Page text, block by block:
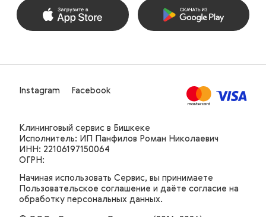
Instagram Facebook
Начиная использовать Сервис, вы принимаете
Пользовательское соглашение и даёте согласие на
обработку персональных данных.
Клининговый сервис в Бишкеке
Исполнитель: ИП Панфилов Роман Николаевич
ИНН: 22106197150064
ОГРН: